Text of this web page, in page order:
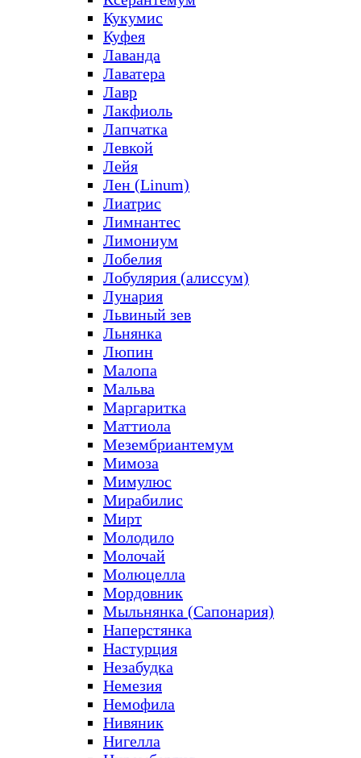
Кукумис
Куфея
Лаванда
Лаватера
Лавр
Лакфиоль
Лапчатка
Левкой
Лейя
Лен (Linum)
Лиатрис
Лимнантес
Лимониум
Лобелия
Лобулярия (алиссум)
Лунария
Львиный зев
Льнянка
Люпин
Малопа
Мальва
Маргаритка
Маттиола
Мезембриантемум
Мимоза
Мимулюс
Мирабилис
Мирт
Молодило
Молочай
Молюцелла
Мордовник
Мыльнянка (Сапонария)
Наперстянка
Настурция
Незабудка
Немезия
Немофила
Нивяник
Нигелла